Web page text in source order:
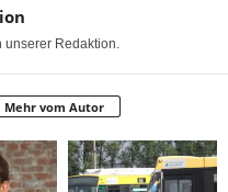
unserer Redaktion.
Mehr vom Autor